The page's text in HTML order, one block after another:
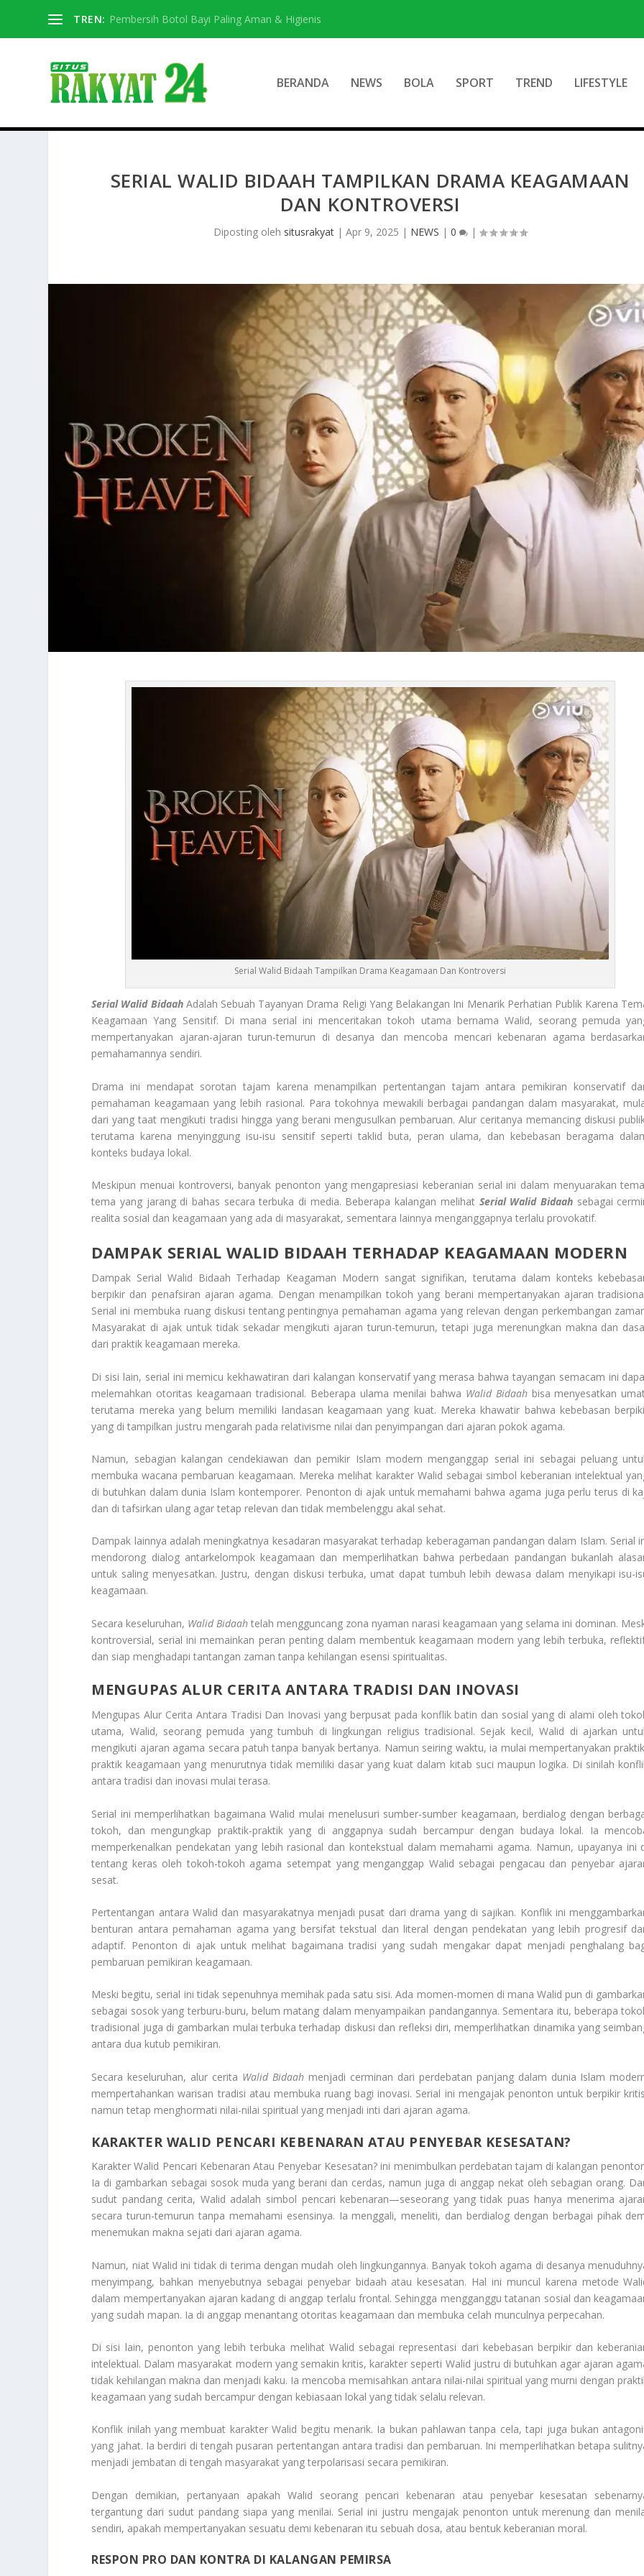
TREN: Pembersih Botol Bayi Paling Aman & Higienis
BERANDA NEWS BOLA SPORT TREND LIFESTYLE
SERIAL WALID BIDAAH TAMPILKAN DRAMA KEAGAMAAN
DAN KONTROVERSI
Diposting oleh situsrakyat| Apr 9, 2025 | NEWS | 0 |
Serial Walid Bidaah Tampilkan Drama Keagamaan Dan Kontroversi
Serial Walid BidaahAdalah Sebuah Tayanyan Drama Religi Yang Belakangan Ini Menarik Perhatian Publik Karena
Keagamaan Yang Sensitif. Di mana serial ini menceritakan tokoh utama bernama Walid, seorang pemuda
mempertanyakan ajaran-ajaran turun-temurun di desanya dan mencoba mencari kebenaran agama
pemahamannya sendiri.
Drama ini mendapat sorotan tajam karena menampilkan pertentangan tajam antara pemikiran konservatif
pemahaman keagamaan yang lebih rasional. Para tokohnya mewakili berbagai pandangan dalam masyarakat,
dari yang taat mengikuti tradisi hingga yang berani mengusulkan pembaruan. Alur ceritanya memancing diskusi
terutama karena menyinggung isu-isu sensitif seperti taklid buta, peran ulama, dan kebebasan beragama
konteks budaya lokal.
Meskipun menuai kontroversi, banyak penonton yang mengapresiasi keberanian serial ini dalam menyuarakan
tema yang jarang di bahas secara terbuka di media. Beberapa kalangan melihat Serial Walid Bidaah sebagai
realita sosial dan keagamaan yang ada di masyarakat, sementara lainnya menganggapnya terlalu provokatif.
DAMPAK SERIAL WALID BIDAAH TERHADAP KEAGAMAAN MODERN
Dampak Serial Walid Bidaah Terhadap Keagaman Modern sangat signifikan, terutama dalam konteks
berpikir dan penafsiran ajaran agama. Dengan menampilkan tokoh yang berani mempertanyakan ajaran
Serial ini membuka ruang diskusi tentang pentingnya pemahaman agama yang relevan dengan perkembangan
Masyarakat di ajak untuk tidak sekadar mengikuti ajaran turun-temurun, tetapi juga merenungkan makna dan
dari praktik keagamaan mereka.
Di sisi lain, serial ini memicu kekhawatiran dari kalangan konservatif yang merasa bahwa tayangan semacam ini
melemahkan otoritas keagamaan tradisional. Beberapa ulama menilai bahwa Walid Bidaahbisa menyesatkan
terutama mereka yang belum memiliki landasan keagamaan yang kuat. Mereka khawatir bahwa kebebasan
yang di tampilkan justru mengarah pada relativisme nilai dan penyimpangan dari ajaran pokok agama.
Namun, sebagian kalangan cendekiawan dan pemikir Islam modern menganggap serial ini sebagai peluang
membuka wacana pembaruan keagamaan. Mereka melihat karakter Walid sebagai simbol keberanian intelektual
di butuhkan dalam dunia Islam kontemporer. Penonton di ajak untuk memahami bahwa agama juga perlu terus di
dan di tafsirkan ulang agar tetap relevan dan tidak membelenggu akal sehat.
Dampak lainnya adalah meningkatnya kesadaran masyarakat terhadap keberagaman pandangan dalam Islam. Serial
mendorong dialog antarkelompok keagamaan dan memperlihatkan bahwa perbedaan pandangan bukanlah
untuk saling menyesatkan. Justru, dengan diskusi terbuka, umat dapat tumbuh lebih dewasa dalam menyikapi isu-
keagamaan.
Secara keseluruhan, Walid Bidaah telah mengguncang zona nyaman narasi keagamaan yang selama ini dominan.
kontroversial, serial ini memainkan peran penting dalam membentuk keagamaan modern yang lebih terbuka,
dan siap menghadapi tantangan zaman tanpa kehilangan esensi spiritualitas.
MENGUPAS ALUR CERITA ANTARA TRADISI DAN INOVASI
Mengupas Alur Cerita Antara Tradisi Dan Inovasi yang berpusat pada konflik batin dan sosial yang di alami oleh
utama, Walid, seorang pemuda yang tumbuh di lingkungan religius tradisional. Sejak kecil, Walid di ajarkan
mengikuti ajaran agama secara patuh tanpa banyak bertanya. Namun seiring waktu, ia mulai mempertanyakan
praktik keagamaan yang menurutnya tidak memiliki dasar yang kuat dalam kitab suci maupun logika. Di sinilah
antara tradisi dan inovasi mulai terasa.
Serial ini memperlihatkan bagaimana Walid mulai menelusuri sumber-sumber keagamaan, berdialog dengan
tokoh, dan mengungkap praktik-praktik yang di anggapnya sudah bercampur dengan budaya lokal. Ia
memperkenalkan pendekatan yang lebih rasional dan kontekstual dalam memahami agama. Namun, upayanya ini
tentang keras oleh tokoh-tokoh agama setempat yang menganggap Walid sebagai pengacau dan penyebar
sesat.
Pertentangan antara Walid dan masyarakatnya menjadi pusat dari drama yang di sajikan. Konflik ini
benturan antara pemahaman agama yang bersifat tekstual dan literal dengan pendekatan yang lebih progresif
adaptif. Penonton di ajak untuk melihat bagaimana tradisi yang sudah mengakar dapat menjadi penghalang
pembaruan pemikiran keagamaan.
Meski begitu, serial ini tidak sepenuhnya memihak pada satu sisi. Ada momen-momen di mana Walid pun di
sebagai sosok yang terburu-buru, belum matang dalam menyampaikan pandangannya. Sementara itu, beberapa
tradisional juga di gambarkan mulai terbuka terhadap diskusi dan refleksi diri, memperlihatkan dinamika yang
antara dua kutub pemikiran.
Secara keseluruhan, alur cerita Walid Bidaahmenjadi cerminan dari perdebatan panjang dalam dunia Islam
mempertahankan warisan tradisi atau membuka ruang bagi inovasi. Serial ini mengajak penonton untuk berpikir
namun tetap menghormati nilai-nilai spiritual yang menjadi inti dari ajaran agama.
KARAKTER WALID PENCARI KEBENARAN ATAU PENYEBAR KESESATAN?
Karakter Walid Pencari Kebenaran Atau Penyebar Kesesatan? ini menimbulkan perdebatan tajam di kalangan
Ia di gambarkan sebagai sosok muda yang berani dan cerdas, namun juga di anggap nekat oleh sebagian orang.
sudut pandang cerita, Walid adalah simbol pencari kebenaran—seseorang yang tidak puas hanya menerima
secara turun-temurun tanpa memahami esensinya. Ia menggali, meneliti, dan berdialog dengan berbagai pihak
menemukan makna sejati dari ajaran agama.
Namun, niat Walid ini tidak di terima dengan mudah oleh lingkungannya. Banyak tokoh agama di desanya
menyimpang, bahkan menyebutnya sebagai penyebar bidaah atau kesesatan. Hal ini muncul karena metode
dalam mempertanyakan ajaran kadang di anggap terlalu frontal. Sehingga mengganggu tatanan sosial dan
yang sudah mapan. Ia di anggap menantang otoritas keagamaan dan membuka celah munculnya perpecahan.
Di sisi lain, penonton yang lebih terbuka melihat Walid sebagai representasi dari kebebasan berpikir dan
intelektual. Dalam masyarakat modern yang semakin kritis, karakter seperti Walid justru di butuhkan agar ajaran
tidak kehilangan makna dan menjadi kaku. Ia mencoba memisahkan antara nilai-nilai spiritual yang murni dengan
keagamaan yang sudah bercampur dengan kebiasaan lokal yang tidak selalu relevan.
Konflik inilah yang membuat karakter Walid begitu menarik. Ia bukan pahlawan tanpa cela, tapi juga bukan
yang jahat. Ia berdiri di tengah pusaran pertentangan antara tradisi dan pembaruan. Ini memperlihatkan betapa
menjadi jembatan di tengah masyarakat yang terpolarisasi secara pemikiran.
Dengan demikian, pertanyaan apakah Walid seorang pencari kebenaran atau penyebar kesesatan
tergantung dari sudut pandang siapa yang menilai. Serial ini justru mengajak penonton untuk merenung dan
sendiri, apakah mempertanyakan sesuatu demi kebenaran itu sebuah dosa, atau bentuk keberanian moral.
RESPON PRO DAN KONTRA DI KALANGAN PEMIRSA